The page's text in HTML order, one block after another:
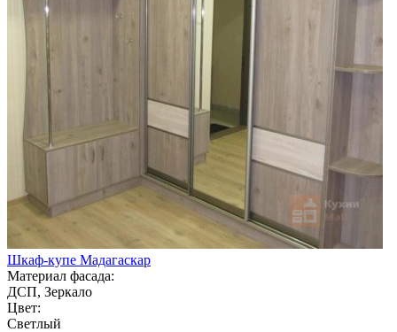
Шкаф-купе Мадагаскар
Материал фасада:
ДСП, Зеркало
Цвет:
Светлый